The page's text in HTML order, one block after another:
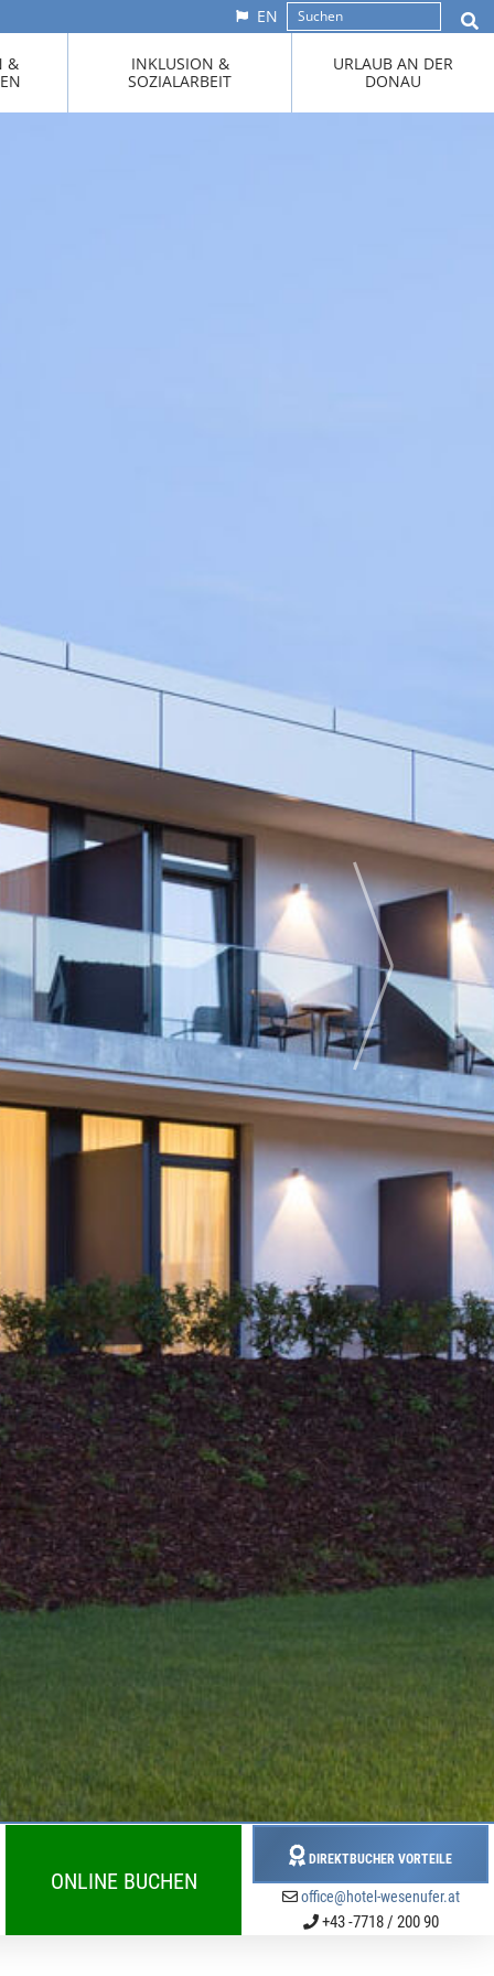
EN
&
INKLUSION &
SOZIALARBEIT
URLAUB AN DER
DONAU
ONLINE BUCHEN
DIREKTBUCHER VORTEILE
office@hotel-wesenufer.at
+43 -7718 / 200 90